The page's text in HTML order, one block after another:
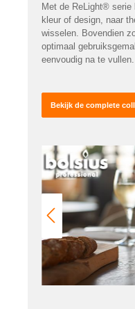
Met de ReLight®
kleur of design, naar
wisselen. Bovendien
optimaal
eenvoudig na te vullen.
Bekijk de complete